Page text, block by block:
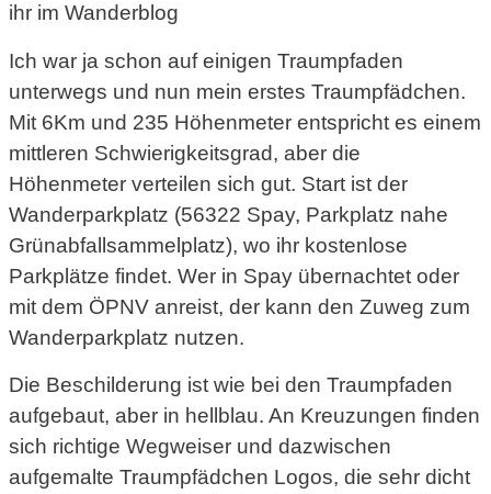
ihr im Wanderblog
Ich war ja schon auf einigen Traumpfaden
unterwegs und nun mein erstes Traumpfädchen.
Mit 6Km und 235 Höhenmeter entspricht es einem
mittleren Schwierigkeitsgrad, aber die
Höhenmeter verteilen sich gut. Start ist der
Wanderparkplatz (56322 Spay, Parkplatz nahe
Grünabfallsammelplatz), wo ihr kostenlose
Parkplätze findet. Wer in Spay übernachtet oder
mit dem ÖPNV anreist, der kann den Zuweg zum
Wanderparkplatz nutzen.
Die Beschilderung ist wie bei den Traumpfaden
aufgebaut, aber in hellblau. An Kreuzungen finden
sich richtige Wegweiser und dazwischen
aufgemalte Traumpfädchen Logos, die sehr dicht